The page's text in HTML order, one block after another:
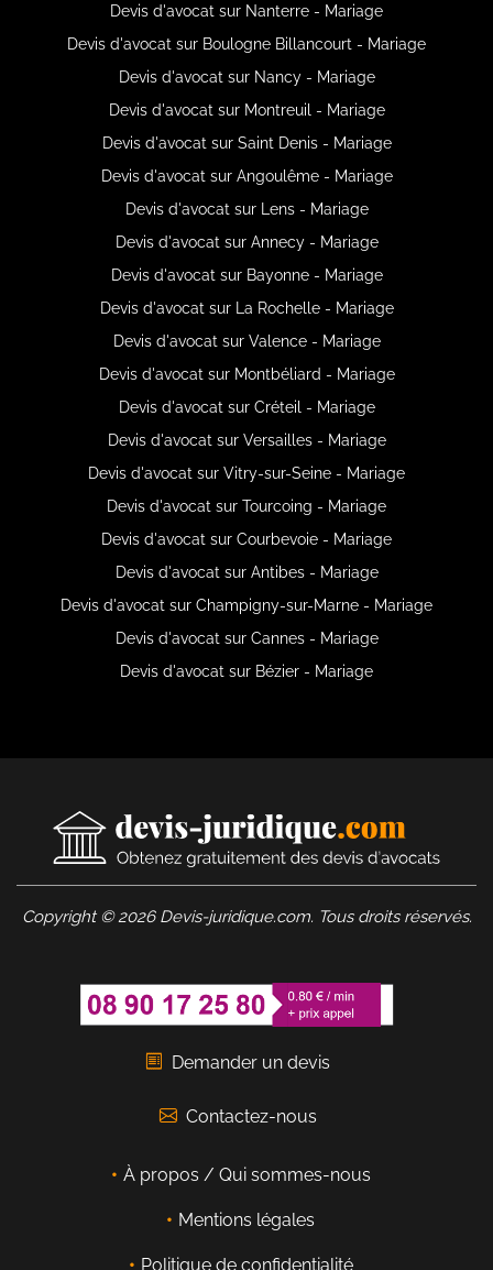
Devis d'avocat sur Nanterre - Mariage
Devis d'avocat sur Boulogne Billancourt - Mariage
Devis d'avocat sur Nancy - Mariage
Devis d'avocat sur Montreuil - Mariage
Devis d'avocat sur Saint Denis - Mariage
Devis d'avocat sur Angoulême - Mariage
Devis d'avocat sur Lens - Mariage
Devis d'avocat sur Annecy - Mariage
Devis d'avocat sur Bayonne - Mariage
Devis d'avocat sur La Rochelle - Mariage
Devis d'avocat sur Valence - Mariage
Devis d'avocat sur Montbéliard - Mariage
Devis d'avocat sur Créteil - Mariage
Devis d'avocat sur Versailles - Mariage
Devis d'avocat sur Vitry-sur-Seine - Mariage
Devis d'avocat sur Tourcoing - Mariage
Devis d'avocat sur Courbevoie - Mariage
Devis d'avocat sur Antibes - Mariage
Devis d'avocat sur Champigny-sur-Marne - Mariage
Devis d'avocat sur Cannes - Mariage
Devis d'avocat sur Bézier - Mariage
Copyright © 2026 Devis-juridique.com. Tous droits réservés.
Demander un devis
Contactez-nous
À propos / Qui sommes-nous
Mentions légales
Politique de confidentialité